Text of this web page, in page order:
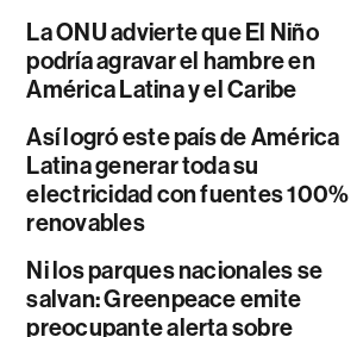
La ONU advierte que El Niño
podría agravar el hambre en
América Latina y el Caribe
Así logró este país de América
Latina generar toda su
electricidad con fuentes 100%
renovables
Ni los parques nacionales se
salvan: Greenpeace emite
preocupante alerta sobre